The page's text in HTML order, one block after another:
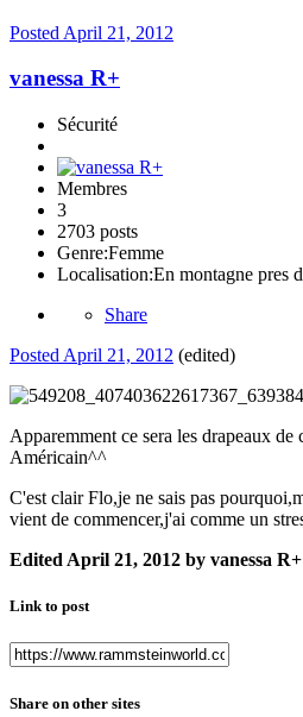
Posted April 21, 2012
vanessa R+
Sécurité
Membres
3
2703 posts
Genre:Femme
Localisation:En montagne pres
Share
Posted April 21, 2012 (edited)
Apparemment ce sera les drapeaux de
Américain^^
C'est clair Flo,je ne sais pas
vient de commencer,j'ai comme un
Edited April 21, 2012 by vanessa R+
Link to post
Share on other sites